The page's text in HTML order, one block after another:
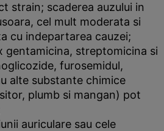
strain; scaderea auzului in
cel mult moderata si
cu indepartarea cauzei;
gentamicina, streptomicina si
furosemidul,
alte substante chimice
plumb si mangan) pot
auriculare sau cele